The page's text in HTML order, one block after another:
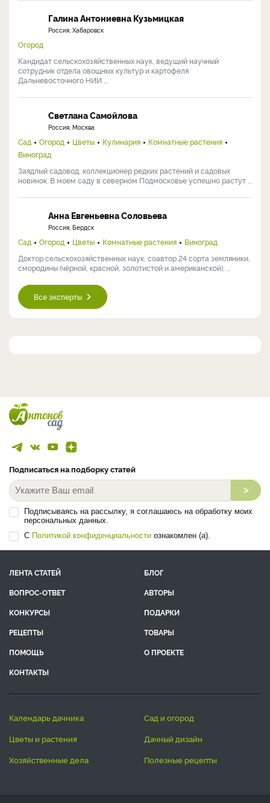
Галина Антониевна Кузьмицкая
Россия, Хабаровск
Огород
Кандидат сельскохозяйственных наук, ведущий научный
сотрудник отдела овощных культур и картофеля
Дальневосточного НИИ ...
Светлана Самойлова
Россия, Москва
Сад Огород Цветы Кулинария
Комнатные растения
Виноград
Заядлый садовод, коллекционер редких растений и садовых
новинок. В моем саду в северном Подмосковье успешно растут ...
Анна Евгеньевна Соловьева
Россия, Бердск
Сад Огород Цветы Комнатные растения
Виноград
Доктор сельскохозяйственных наук, соавтор 24 сорта земляники,
смородины (чёрной, красной, золотистой и американской), ...
Все эксперты
Подписаться на подборку статей
>
Подписываясь на рассылку, я соглашаюсь на обработку моих
персональных данных.
С Политикой конфиденциальности ознакомлен (а).
ЛЕНТА СТАТЕЙ
БЛОГ
ВОПРОС-ОТВЕТ
АВТОРЫ
КОНКУРСЫ
ПОДАРКИ
РЕЦЕПТЫ
ТОВАРЫ
ПОМОЩЬ
О ПРОЕКТЕ
КОНТАКТЫ
календарь дачника
сад и огород
цветы и растения
дачный дизайн
хозяйственные дела
полезные рецепты